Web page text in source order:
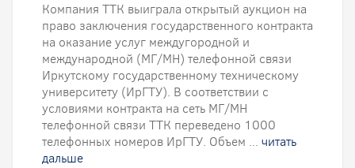
Компания ТТК выиграла открытый аукцион на
право заключения государственного контракта
на оказание услуг междугородной и
международной (МГ/МН) телефонной связи
Иркутскому государственному техническому
университету (ИрГТУ). В соответствии с
условиями контракта на сеть МГ/МН
телефонной связи ТТК переведено 1000
телефонных номеров ИрГТУ. Объем ... читать
дальше